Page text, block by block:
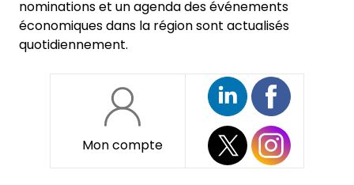
nominations et un agenda des événements
économiques dans la région sont actualisés
quotidiennement.
Mon compte